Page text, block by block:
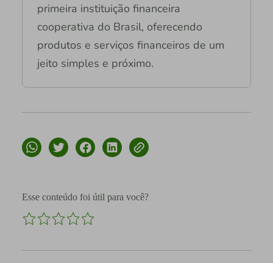
primeira instituição financeira
cooperativa do Brasil, oferecendo
produtos e serviços financeiros de um
jeito simples e próximo.
Esse conteúdo foi útil para você?